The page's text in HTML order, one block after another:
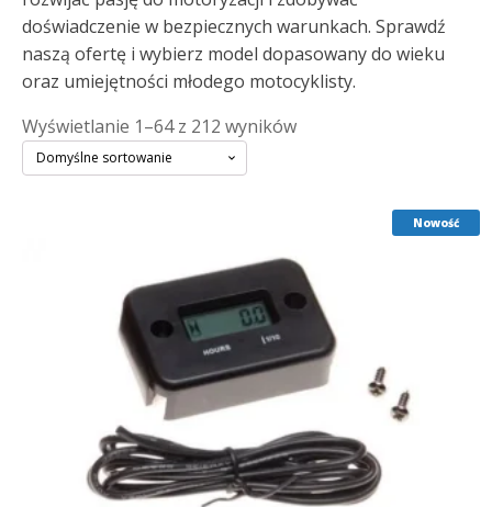
doświadczenie w bezpiecznych warunkach. Sprawdź
naszą ofertę i wybierz model dopasowany do wieku
oraz umiejętności młodego motocyklisty.
Wyświetlanie 1–64 z 212 wyników
Nowość